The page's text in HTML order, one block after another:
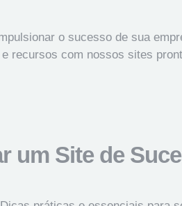
o sucesso de sua
recursos com nossos sites
um Site de